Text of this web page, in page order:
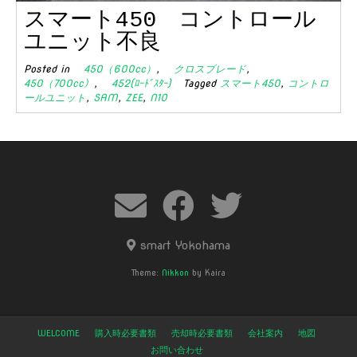
スマート450 コントロール
ユニット不良
Posted in 450（600cc） , クロスブレード,
450（700cc） , 452(ﾛｰﾄﾞｽﾀｰ) Tagged スマート450, コントロ
ールユニット , SAM, ZEE, N10
smart Yokohama
Theme: Nikkon by Kaira
WELCOME 購入時必要書類 売却時必要書類 会社案内
地図
お問い合わせ